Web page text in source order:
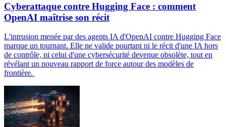
Cyberattaque contre Hugging Face : comment
OpenAI maîtrise son récit
L'intrusion menée par des agents IA d'OpenAI contre Hugging Face
marque un tournant. Elle ne valide pourtant ni le récit d'une IA hors
de contrôle, ni celui d'une cybersécurité devenue obsolète, tout en
révélant un nouveau rapport de force autour des modèles de
frontière.